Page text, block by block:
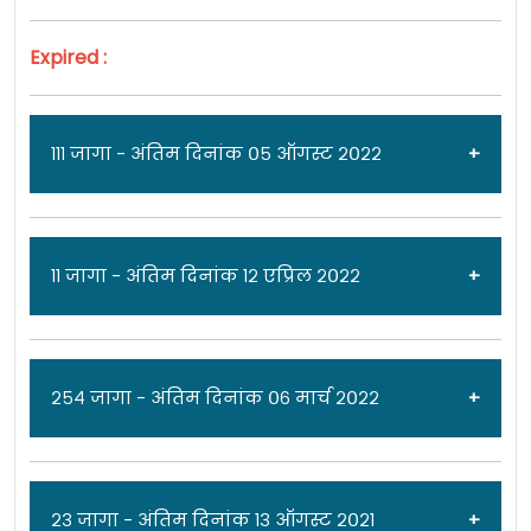
Expired :
१११ जागा - अंतिम दिनांक ०५ ऑगस्ट २०२२
जाहिरात दिनांक: १९/०७/२२
मध्ये विविध पदांच्या १११ जागांसाठी पात्र उमेदवारांकडून
अर्ज मागवण्यात येत असून ऑनलाईन अर्ज करण्याचा
अंतिम २५ जुलै २०२२ आहे. अर्ज पोहचण्याची अंतिम
दिनांक ०५ ऑगस्ट २०२२ आहे. सविस्तर माहितीसाठी
कृपया जाहिरात पाहा.
११ जागा - अंतिम दिनांक १२ एप्रिल २०२२
जाहिरात दिनांक: ०९/०४/२२
मध्ये वैद्यकिय अधिकारी (पुर्णवेळ) पदांच्या ११ जागांसाठी
पात्र उमेदवारांकडून अर्ज मागवण्यात येत असून
२५४ जागा - अंतिम दिनांक ०६ मार्च २०२२
जाहिरात दिनांक: १६/०२/२२
२३ जागा - अंतिम दिनांक १३ ऑगस्ट २०२१